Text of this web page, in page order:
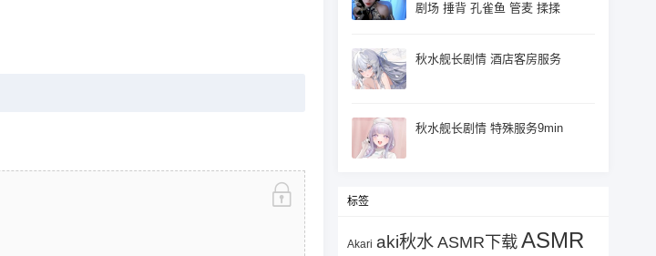
2022/1/27
剧场 捶背 孔雀鱼 管麦 揉揉
秋水舰长剧情 酒店客房服务
秋水舰长剧情 特殊服务9min
标签
Akari aki秋水ASMR下载ASMR